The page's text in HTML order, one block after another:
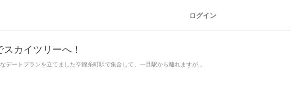
ログイン
カイツリーへ！
ートプランを立てました💡錦糸町駅で集合して、一旦駅から離れますが...